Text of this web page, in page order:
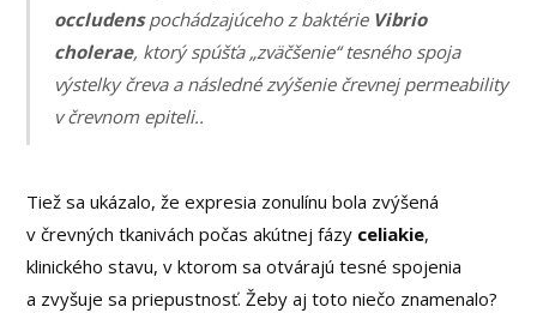
occludenspochádzajúceho z baktérie Vibrio
cholerae, ktorý spúšťa „zväčšenie“ tesného spoja
výstelky čreva a následné zvýšenie črevnej permeability
v črevnom epiteli..
Tiež sa ukázalo, že expresia zonulínu bola zvýšená
v črevných tkanivách počas akútnej fázy celiakie,
klinického stavu, v ktorom sa otvárajú tesné spojenia
a zvyšuje sa priepustnosť. Žeby aj toto niečo znamenalo?